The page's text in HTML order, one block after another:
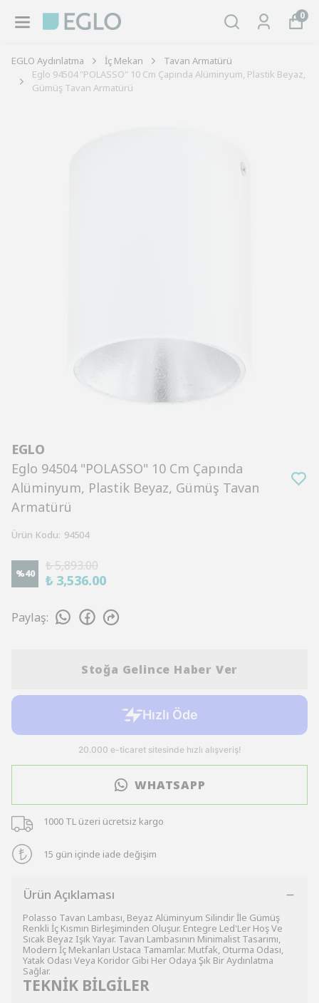
0
EGLO Aydınlatma İç Mekan
Tavan Armatürü
Eglo 94504 "POLASSO" 10 Cm Çapında Alüminyum, Plastik Beyaz,
Gümüş Tavan Armatürü
EGLO
Eglo 94504 "POLASSO" 10 Cm Çapında
Alüminyum, Plastik Beyaz, Gümüş Tavan
Armatürü
Ürün Kodu: 94504
%40
₺ 5,893.00
₺ 3,536.00
Paylaş:
Stoğa Gelince Haber Ver
WHATSAPP
1000 TL üzeri ücretsiz kargo
15 gün içinde iade değişim
Ürün Açıklaması
Polasso Tavan Lambası, Beyaz Alüminyum Silindir İle Gümüş
Renkli İç Kısmın Birleşiminden Oluşur. Entegre Led'Ler Hoş Ve
Sıcak Beyaz Işık Yayar. Tavan Lambasının Minimalist Tasarımı,
Modern İç Mekanları Ustaca Tamamlar. Mutfak, Oturma Odası,
Yatak Odası Veya Koridor Gibi Her Odaya Şık Bir Aydınlatma
Sağlar.
TEKNİK BİLGİLER